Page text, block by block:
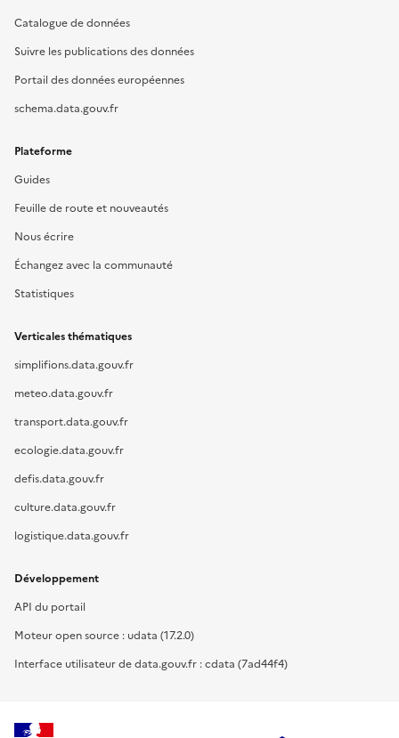
Catalogue de données
Suivre les publications des données
Portail des données européennes
schema.data.gouv.fr
Plateforme
Guides
Feuille de route et nouveautés
Nous écrire
Échangez avec la communauté
Statistiques
Verticales thématiques
simplifions.data.gouv.fr
meteo.data.gouv.fr
transport.data.gouv.fr
ecologie.data.gouv.fr
defis.data.gouv.fr
culture.data.gouv.fr
logistique.data.gouv.fr
Développement
API du portail
Moteur open source : udata (17.2.0)
Interface utilisateur de data.gouv.fr : cdata (7ad44f4)